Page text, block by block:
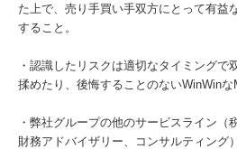
た上で、売り手買い手双方にとって有益
すること。
・認識したリスクは適切なタイミングで
揉めたり、後悔することのないWinWinな
・弊社グループの他のサービスライン（
財務アドバイザリー、コンサルティング